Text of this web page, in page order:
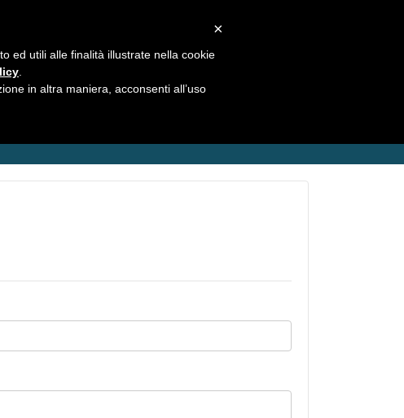
×
ed utili alle finalità illustrate nella cookie
in altra maniera, acconsenti all’uso